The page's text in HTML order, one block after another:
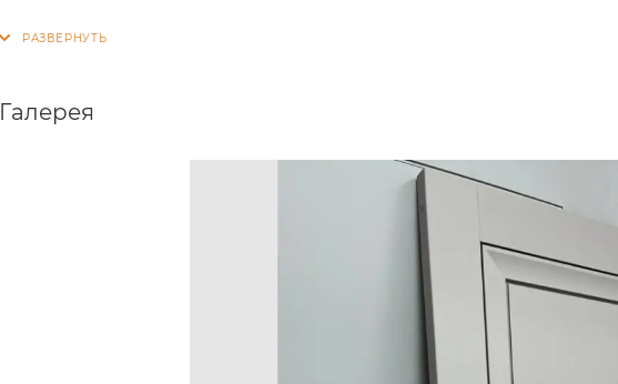
Коллекция Деканто является современным переосмыслением
Внутренним наполнением полотна служат филенки (покрытое
Soft TouchЭкостайл, экологически чистый материал,
обычной эксплуатации (трудно поцарапать!!!), за дверями в
обычным мыльным раствором или легкими чистящими средствами.
Галерея